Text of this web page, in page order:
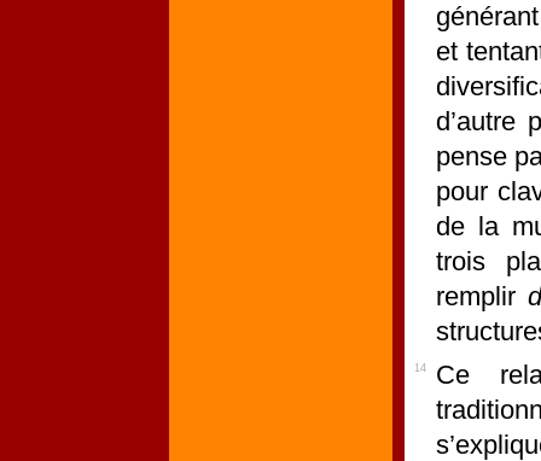
et
d’autre
pense
pour
de la
trois
remplir
14
Ce